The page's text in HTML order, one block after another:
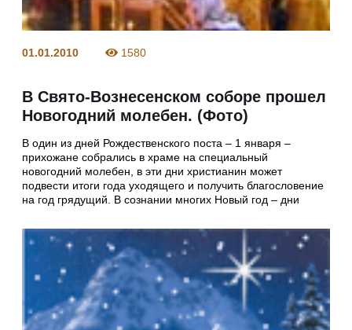
01.01.2010 1580
В Свято-Вознесенском соборе прошел
Новогодний молебен. (Фото)
В один из дней Рождественского поста – 1 января –
прихожане собрались в храме на специальный
новогодний молебен, в эти дни христианин может
подвести итоги года уходящего и получить благословение
на год грядущий. В сознании многих Новый год – дни